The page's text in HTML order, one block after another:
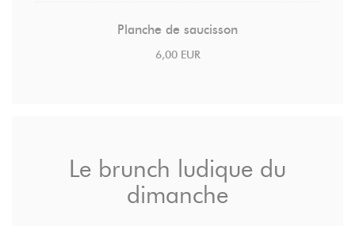
Planche de saucisson
6,00 EUR
Le brunch ludique du
dimanche